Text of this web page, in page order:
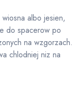
albo jesien,
do spacerow po
na wzgorzach.
chlodniej niz na